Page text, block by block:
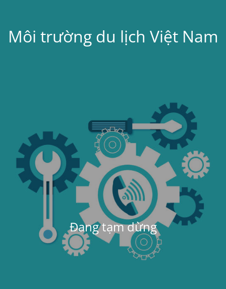
Môi trường du lịch Việt Nam
Đang tạm dừng